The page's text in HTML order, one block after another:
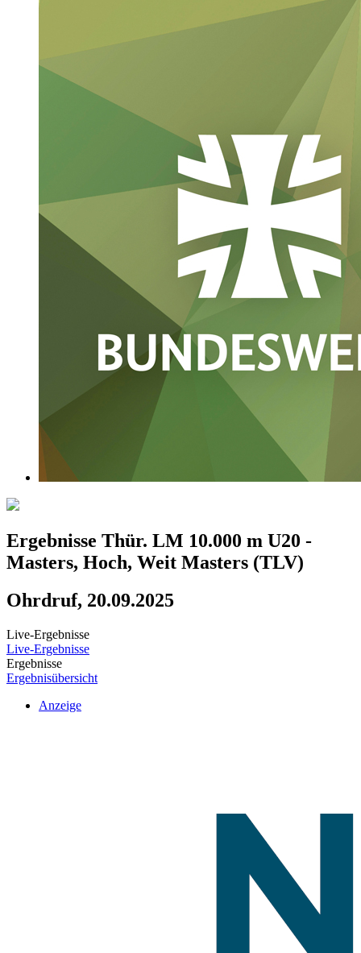
Ergebnisse Thür. LM 10.000 m U20 -
Masters, Hoch, Weit Masters (TLV)
Ohrdruf, 20.09.2025
Live-Ergebnisse
Live-Ergebnisse
Ergebnisse
Ergebnisübersicht
Anzeige